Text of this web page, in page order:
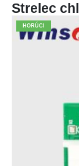
Strelec
HORÚCI